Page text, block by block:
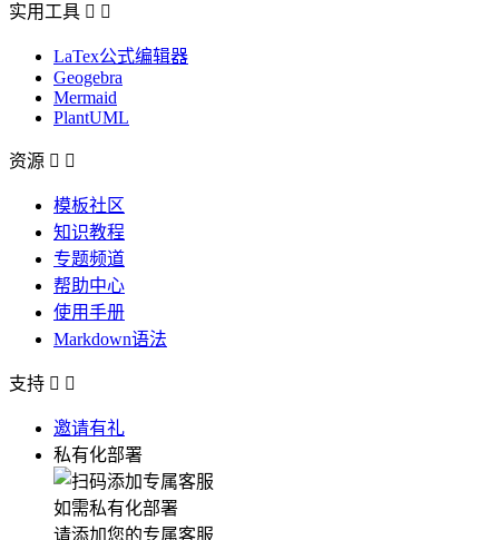
实用工具  
LaTex公式编辑器
Geogebra
Mermaid
PlantUML
资源  
模板社区
知识教程
专题频道
帮助中心
使用手册
Markdown语法
支持  
邀请有礼
私有化部署
如需私有化部署
请添加您的专属客服